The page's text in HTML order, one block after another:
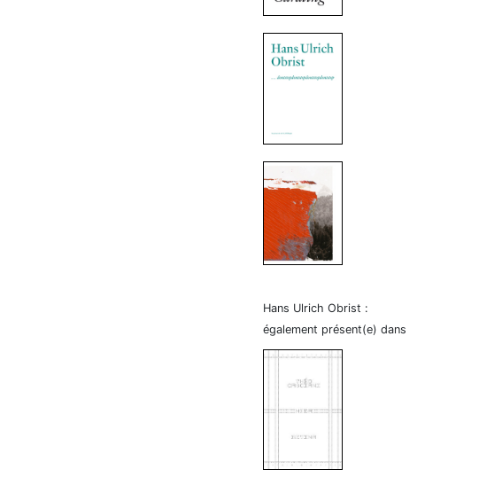
Hans Ulrich Obrist :
également présent(e) dans